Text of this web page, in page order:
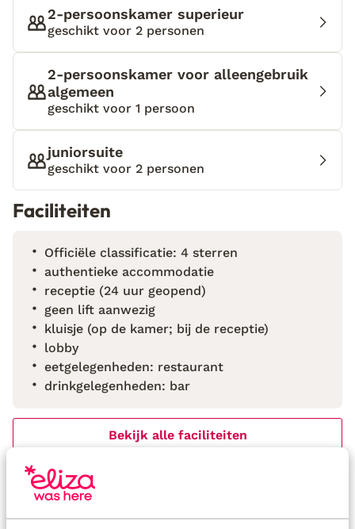
olijfbomen, met groen beklede bergtoppen en
kleurrijke bloemen. Wat een oase! Dit brengt je toch
meteen in de relaxmodus? Een locatie die je ook
helemaal zen maakt, is het wellnesscentrum. Hier
vind je een sauna, jacuzzi en verschillende baden.
Doe hier lekker je ogen dicht en geniet van
waar je verblijft. Maak prachtige wandelingen door
het natuurgebied of ga met de huurauto op
uitzichtpunt, Cap de Formentor.
2-persoonskamer superieur
geschikt voor 2 personen
2-persoonskamer voor alleengebruik
algemeen
geschikt voor 1 persoon
juniorsuite
geschikt voor 2 personen
Faciliteiten
Officiële classificatie: 4 sterren
authentieke accommodatie
receptie (24 uur geopend)
geen lift aanwezig
kluisje (op de kamer; bij de receptie)
lobby
eetgelegenheden: restaurant
drinkgelegenheden: bar
Bekijk alle faciliteiten
Reisinformatie